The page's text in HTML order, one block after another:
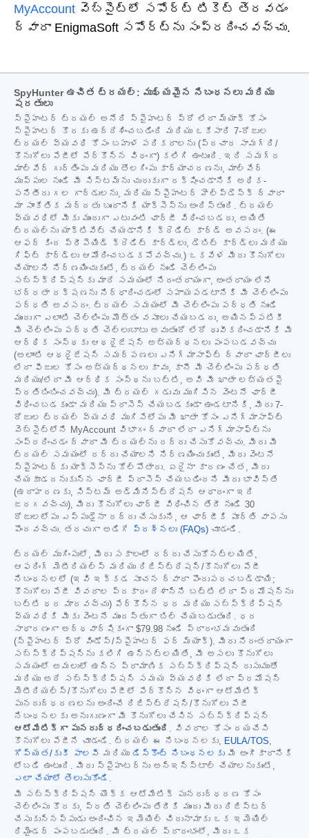
MyAccount వెబ్‌సైట్‌లో సపోర్ట్ టికెట్ తెరవడం
ద్వారా EnigmaSoft సపోర్ట్‌ను సంప్రదించవచ్చు.
SpyHunter ఉచిత ట్రయల్: ముఖ్యమైన నిబంధనలు మరియు
షరతులు
స్పైహంటర్ ట్రయల్ అనేది స్పైహంటర్ ప్రో లేదా మ్యాక్ కోసం
స్పైహంటర్ కొరకు ఉద్దేశించబడింది మరియు ఒకేసారి 7-రోజుల
ట్రయల్ వ్యవధి కోసం బహుళ పరికరాలను (ప్రచార సామగ్రి/
కొనుగోలు పేజీలో పేర్కొన్న విధంగా) కలిగి ఉంటుంది. ఇది సమగ్ర
మాల్వేర్ గుర్తింపు మరియు తొలగింపు కార్యాచరణను, మాల్వేర్
ముప్పుల నుండి మీ సిస్టమ్‌ను చురుకుగా రక్షించడానికి అధిక-
పనితీరు గల గార్డులను, మరియు స్పైహంటర్ హెల్ప్‌డెస్క్ ద్వారా
మా సాంకేతిక మద్దతు బృందానికి యాక్సెస్‌ను అందిస్తుంది. ట్రయల్
వ్యవధిలో మీకు ముందుగా ఎటువంటి ఛార్జీ విధించబడదు, అయితే
ట్రయల్‌ను యాక్టివేట్ చేయడానికి క్రెడిట్ కార్డ్ అవసరం. (ఈ
ఆఫర్ కింద ప్రీపెయిడ్ క్రెడిట్ కార్డ్‌లు, డెబిట్ కార్డ్‌లు మరియు
గిఫ్ట్ కార్డ్‌లు ఆమోదించబడకపోవచ్చు.) ఒకవేళ మీరు కొనుగోలు
చేయాలని నిర్ణయించుకుంటే, ట్రయల్ నుండి చెల్లింపు
సబ్‌స్క్రిప్షన్‌కు మారే సమయంలో నిరంతరాయంగా, అంతరాయం లేని
భద్రతా రక్షణను నిర్ధారించడంలో సహాయపడటానికి మీ చెల్లింపు
పద్ధతి అవసరం. ట్రయల్ సమయంలో మీ చెల్లింపు పద్ధతి నుండి
ముందుగా ఎలాంటి చెల్లింపు మొత్తం వసూలు చేయబడదు, అయినప్పటికీ
మీ చెల్లింపు పద్ధతి చెల్లుబాటు అవుతుందో లేదో ధృవీకరించడానికి మీ
ఆర్థిక సంస్థకు ఆథరైజేషన్ అభ్యర్థనలు పంపబడవచ్చు
(అలాంటి ఆథరైజేషన్ సమర్పణలు ఎనిగ్మాసాఫ్ట్ ద్వారా ఛార్జీలు
లేదా ఫీజుల కోసం అభ్యర్థనలు కావు, కానీ మీ చెల్లింపు పద్ధతి
మరియు/లేదా మీ ఆర్థిక సంస్థను బట్టి, అవి మీ ఖాతా లభ్యతపై
ప్రతిబింబించవచ్చు). మీ ట్రయల్ గడువు ముగిసిన వెంటనే ఛార్జీ
విధించబడకుండా మరియు ప్రాసెస్ చేయబడకుండా ఉండటానికి, మీరు 7-
రోజుల ట్రయల్ వ్యవధి ముగిసేలోపు మీ ఖాతా కోసం ఎనిగ్మాసాఫ్ట్
వెబ్‌సైట్‌లోని MyAccount విభాగం ద్వారా లేదా ఎనిగ్మాసాఫ్ట్‌ను
సంప్రదించడం ద్వారా మీ ట్రయల్‌ను రద్దు చేసుకోవచ్చు. మీరు మీ
ట్రయల్ సమయంలో రద్దు చేయాలని నిర్ణయించుకుంటే, మీరు వెంటనే
స్పైహంటర్‌కు యాక్సెస్‌ను కోల్పోతారు. ఏదైనా కారణం చేత, మీరు
చేయకూడదనుకున్న ఛార్జీ ప్రాసెస్ చేయబడిందని మీరు భావిస్తే
(ఉదాహరణకు, సిస్టమ్ అడ్మినిస్ట్రేషన్ ఆధారంగా ఇది
జరగవచ్చు), మీరు కొనుగోలు ఛార్జీ విధించిన తేదీ నుండి 30
రోజులలోపు ఎప్పుడైనా రద్దు చేసుకుని, ఆ ఛార్జీకి పూర్తి వాపసు
పొందవచ్చు. తరచుగా అడిగే
ప్రశ్నలు (FAQs) చూడండి.
ట్రయల్ ముగింపులో, మీరు సకాలంలో రద్దు చేసుకోనట్లయితే,
ఆఫరింగ్ మెటీరియల్స్ మరియు రిజిస్ట్రేషన్/కొనుగోలు పేజీ
నిబంధనలలో (ఇవి ఇక్కడ సూచన ద్వారా పొందుపరచబడ్డాయి;
కొనుగోలు పేజీ వివరాల ప్రకారం దేశాన్ని బట్టి లేదా ప్రమోషన్‌ను
బట్టి ధర మారవచ్చు) పేర్కొన్న ధర మరియు సబ్‌స్క్రిప్షన్
వ్యవధికి మీకు వెంటనే ముందస్తుగా బిల్ చేయబడుతుంది. ధర
సాధారణంగా అర్ధవార్షికంగా $79.98 నుండి ప్రారంభమవుతుంది
(స్పైహంటర్ ప్రో విండోస్/స్పైహంటర్ ఫర్ మ్యాక్). మీరు నిరంతరాయంగా
సబ్‌స్క్రిప్షన్‌ను కలిగి ఉన్నట్లయితే, మీ అసలు కొనుగోలు
సమయంలో అమలులో ఉన్న ప్రామాణిక సబ్‌స్క్రిప్షన్ రుసుముతో
మరియు అదే సబ్‌స్క్రిప్షన్ సమయ వ్యవధికి లేదా ప్రమోషన్
మెటీరియల్స్/కొనుగోలు పేజీలో పేర్కొన్న విధంగా ఆటోమేటిక్
పునరుద్ధరణలను అందించే రిజిస్ట్రేషన్/కొనుగోలు పేజీ
నిబంధనలకు అనుగుణంగా మీ కొనుగోలు చేసిన సబ్‌స్క్రిప్షన్
ఆటోమేటిక్‌గా పునరుద్ధరించబడుతుంది . వివరాల కోసం దయచేసి
కొనుగోలు పేజీని చూడండి. ట్రయల్ ఈ నిబంధనలకు, EULA/TOS,
గోప్యత/కుకీ పాలసీ మరియు డిస్కౌంట్ నిబంధనలకు మీ అంగీకారానికి
లోబడి ఉంటుంది. మీరు స్పైహంటర్‌ను అన్‌ఇన్‌స్టాల్ చేయాలనుకుంటే,
ఎలా చేయాలో తెలుసుకోండి .
మీ సబ్‌స్క్రిప్షన్ యొక్క ఆటోమేటిక్ పునరుద్ధరణ కోసం
చెల్లింపు కొరకు, ప్రతి చెల్లింపు తేదీకి ముందు మీరు రిజిస్టర్
చేసుకున్నప్పుడు అందించిన ఇమెయిల్ చిరునామాకు ఒక ఇమెయిల్
రిమైండర్ పంపబడుతుంది. మీ ట్రయల్ ప్రారంభంలో, మీరు ఒక